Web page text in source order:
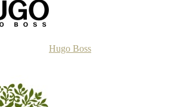
Hugo Boss